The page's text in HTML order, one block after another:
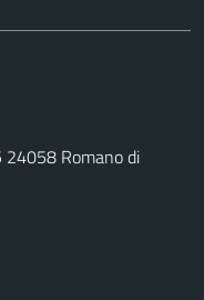
24058 Romano di